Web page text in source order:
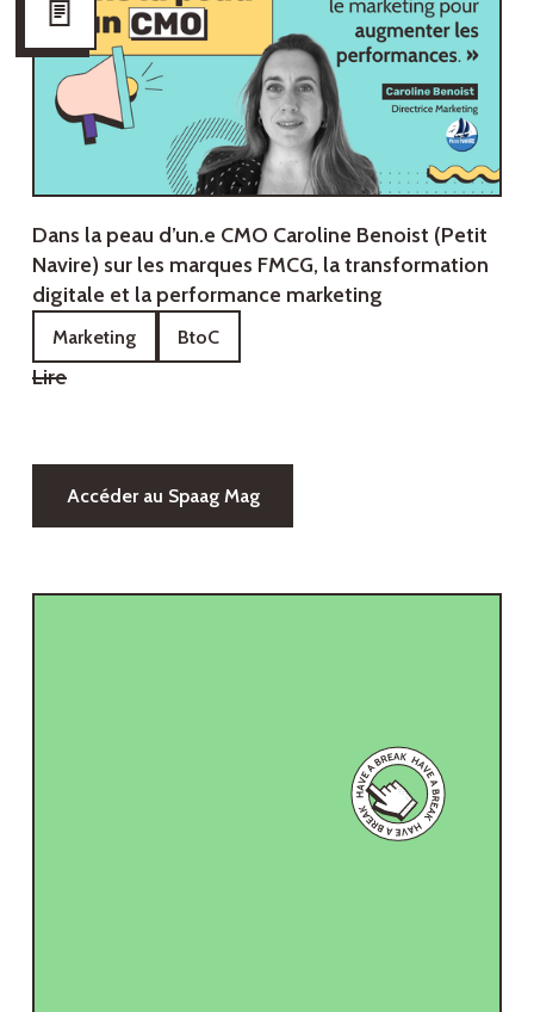
Dans la peau d’un.e CMO‍ Caroline Benoist (Petit
Navire) sur les marques FMCG, la transformation
digitale et la performance marketing
Marketing BtoC
Lire
Accéder au Spaag Mag